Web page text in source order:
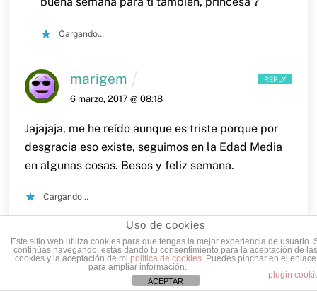
Cargando...
marigem
6 marzo, 2017 @ 08:18
Jajajaja, me he reído aunque es triste porque por
desgracia eso existe, seguimos en la Edad Media
en algunas cosas. Besos y feliz semana.
Cargando...
REPLY
Erika Martin
7 marzo, 2017 @ 21:55
jo, yo creo que seguimos igual que en la Edad
Uso de cookies
Este sitio web utiliza cookies para que tengas la mejor experiencia de usuario.
continúas navegando, estás dando tu consentimiento para la aceptación de las
cookies y la aceptación de mi política de cookies. Puedes pinchar en el enlace
para ampliar información.
plugin
ACEPTAR